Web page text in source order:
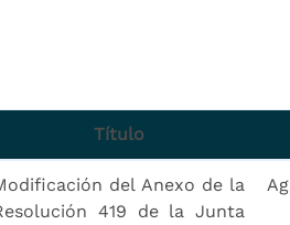
Título
del Anexo de la
419 de la Junta